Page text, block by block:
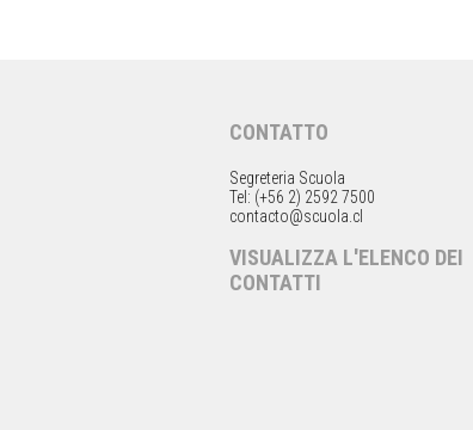
CONTATTO
Segreteria Scuola
Tel: (+56 2) 2592 7500
contacto@scuola.cl
VISUALIZZA L'ELENCO DEI
CONTATTI